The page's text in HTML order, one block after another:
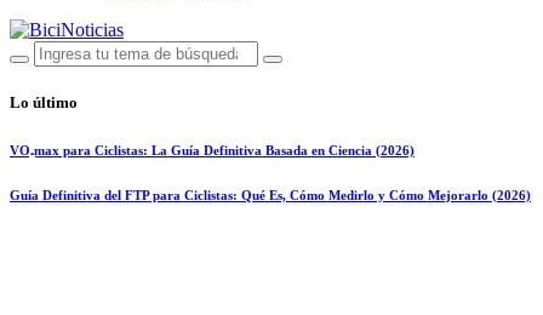
Lo último
VO₂max para Ciclistas: La Guía Definitiva Basada en Ciencia (2026)
Guía Definitiva del FTP para Ciclistas: Qué Es, Cómo Medirlo y Cómo Mejorarlo (2026)